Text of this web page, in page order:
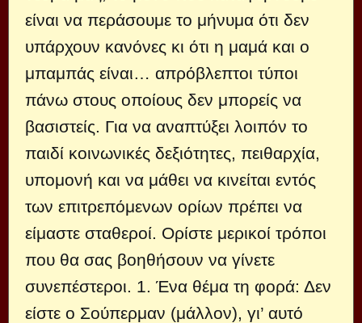
είναι να περάσουμε το μήνυμα ότι δεν
υπάρχουν κανόνες κι ότι η μαμά και ο
μπαμπάς είναι… απρόβλεπτοι τύποι
πάνω στους οποίους δεν μπορείς να
βασιστείς. Για να αναπτύξει λοιπόν το
παιδί κοινωνικές δεξιότητες, πειθαρχία,
υπομονή και να μάθει να κινείται εντός
των επιτρεπόμενων ορίων πρέπει να
είμαστε σταθεροί. Ορίστε μερικοί τρόποι
που θα σας βοηθήσουν να γίνετε
συνεπέστεροι. 1. Ένα θέμα τη φορά: Δεν
είστε ο Σούπερμαν (μάλλον), γι’ αυτό